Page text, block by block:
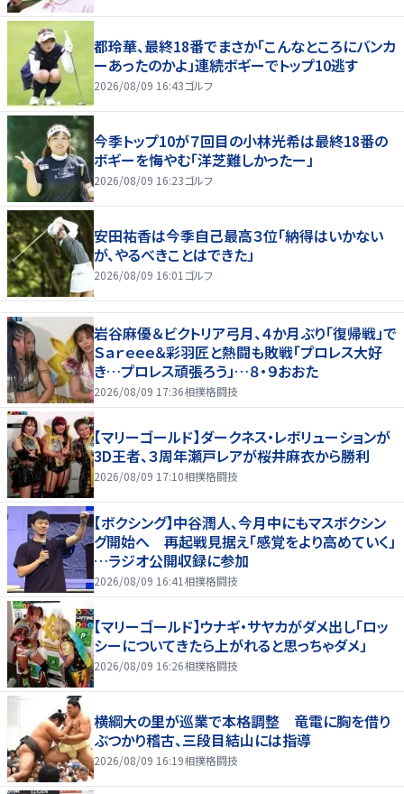
都玲華、最終18番でまさか「こんなところにバンカ
ーあったのかよ」連続ボギーでトップ10逃す
2026/08/09 16:43ゴルフ
今季トップ10が７回目の小林光希は最終18番の
ボギーを悔やむ「洋芝難しかったー」
2026/08/09 16:23ゴルフ
安田祐香は今季自己最高３位「納得はいかない
が、やるべきことはできた」
2026/08/09 16:01 ゴルフ
岩谷麻優＆ビクトリア弓月、４か月ぶり「復帰戦」で
Ｓａｒｅｅｅ＆彩羽匠と熱闘も敗戦「プロレス大好
き…プロレス頑張ろう」…８・９おおた
2026/08/09 17:36相撲格闘技
【マリーゴールド】ダークネス・レボリューションが
3D王者、３周年瀬戸レアが桜井麻衣から勝利
2026/08/09 17:10相撲格闘技
【ボクシング】中谷潤人、今月中にもマスボクシン
グ開始へ 再起戦見据え「感覚をより高めていく」
…ラジオ公開収録に参加
2026/08/09 16:41 相撲格闘技
【マリーゴールド】ウナギ・サヤカがダメ出し「ロッ
シーについてきたら上がれると思っちゃダメ」
2026/08/09 16:26相撲格闘技
横綱大の里が巡業で本格調整 竜電に胸を借り
ぶつかり稽古、三段目結山には指導
2026/08/09 16:19相撲格闘技